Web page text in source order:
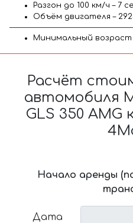
Разгон до 100 км/ч – 7
Объём двигателя –
Минимальный возраст
Расчёт
автомобиля
GLS 350
Начало аренды
Дата